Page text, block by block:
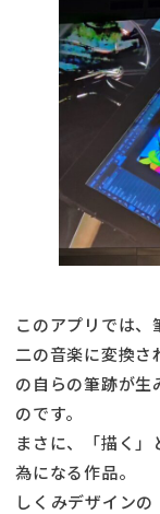
このアプリでは
二の音楽に変換さ
の自らの筆跡が生
のです。
まさに、「描く
為になる作品。
しくみデザイン